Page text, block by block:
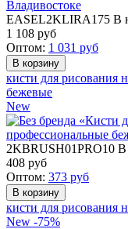
EASEL2KLIRA175 В
1 108 руб
Оптом: 1 031 руб
кисти для рисования
бежевые
New
2KBRUSH01PRO10 В
408 руб
Оптом: 373 руб
кисти для рисования
New -75%